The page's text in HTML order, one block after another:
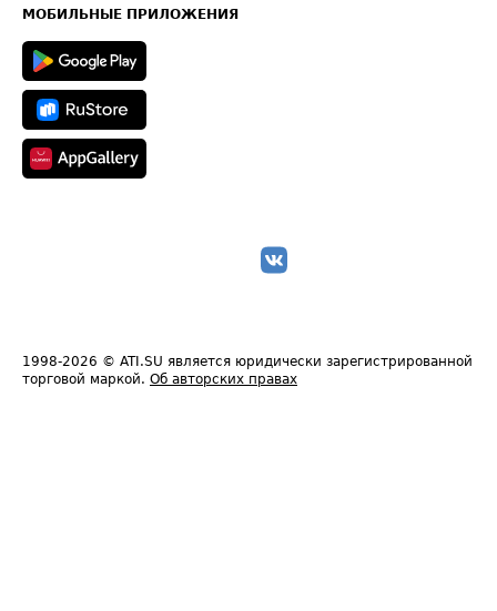
Техническая информация
МОБИЛЬНЫЕ ПРИЛОЖЕНИЯ
1998-2026 © ATI.SU является юридически зарегистрированной
торговой маркой. Об авторских правах